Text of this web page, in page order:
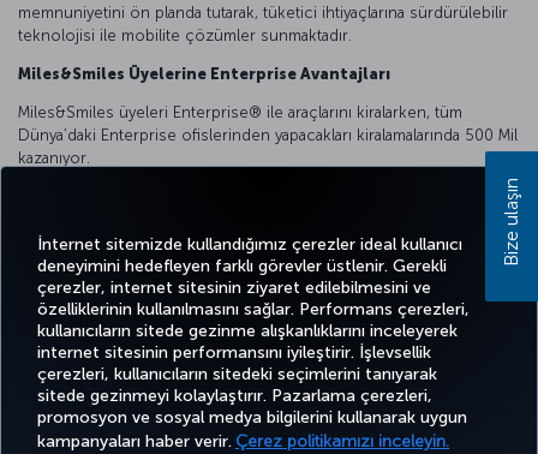
İnternet sitemizde kullandığımız çerezler ideal kullanıcı
deneyimini hedefleyen farklı görevler üstlenir. Gerekli
çerezler, internet sitesinin ziyaret edilebilmesini ve
özelliklerinin kullanılmasını sağlar. Performans çerezleri,
kullanıcıların sitede gezinme alışkanlıklarını inceleyerek
internet sitesinin performansını iyileştirir. İşlevsellik
çerezleri, kullanıcıların sitedeki seçimlerini tanıyarak
sitede gezinmeyi kolaylaştırır. Pazarlama çerezleri,
promosyon ve sosyal medya bilgilerini kullanarak uygun
kampanyaları haber verir. Çerez politikamızı inceleyin.
memnuniyetini ön planda tutarak, tüketici ihtiyaçlarına sürdürülebilir
teknolojisi ile mobilite çözümler sunmaktadır.
Miles&Smiles Üyelerine Enterprise Avantajları
Miles&Smiles üyeleri Enterprise®️ ile araçlarını kiralarken, tüm
Dünya’daki Enterprise ofislerinden yapacakları kiralamalarında 500 Mil
kazanıyor.
TwitterFacebook
Instagram
YoutubeLinkedIn
TiktokBlogPinterest
BİLET
AL VE
YÖNET
DENEYİM
FIRSATLAR
VE UÇUŞ
NOKTALARI
YARDIM
TURKISH
AIRLINES
HOLIDAYS
MILES&SMILES
Bize ulaşın